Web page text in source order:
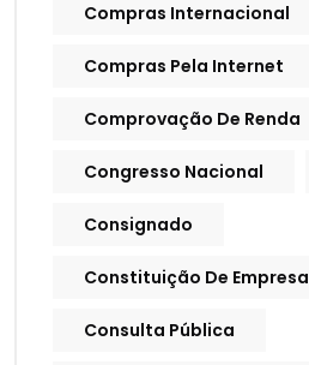
Compras Internacional
Compras Pela Internet
Comprovação De Renda
Congresso Nacional
Consignado
Constituição De Empresa
Consulta Pública